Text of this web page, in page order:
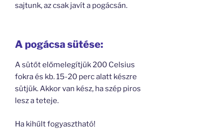
sajtunk, az csak javít a pogácsán.
A pogácsa sütése:
A sütőt előmelegítjük 200 Celsius
fokra és kb. 15-20 perc alatt készre
sütjük. Akkor van kész, ha szép piros
lesz a teteje.
Ha kihűlt fogyasztható!